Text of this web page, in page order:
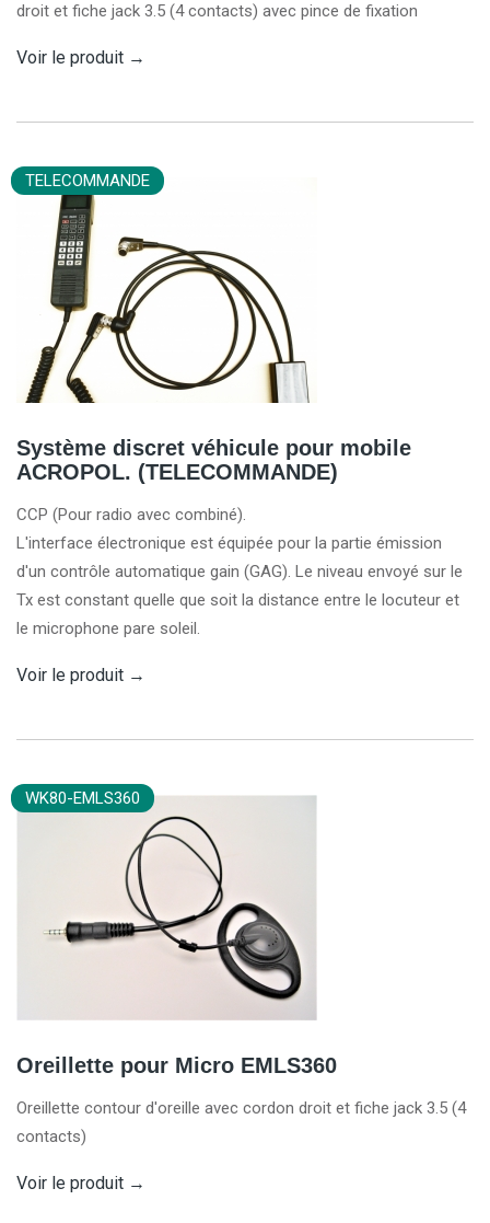
droit et fiche jack 3.5 (4 contacts) avec pince de fixation
Voir le produit →
TELECOMMANDE
Système discret véhicule pour mobile
ACROPOL. (TELECOMMANDE)
CCP (Pour radio avec combiné).
L'interface électronique est équipée pour la partie émission
d'un contrôle automatique gain (GAG). Le niveau envoyé sur le
Tx est constant quelle que soit la distance entre le locuteur et
le microphone pare soleil.
Voir le produit →
WK80-EMLS360
Oreillette pour Micro EMLS360
Oreillette contour d'oreille avec cordon droit et fiche jack 3.5 (4
contacts)
Voir le produit →